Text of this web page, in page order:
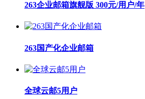
263企业邮箱旗舰版 300元/用户/年
263国产化企业邮箱
全球云邮5用户